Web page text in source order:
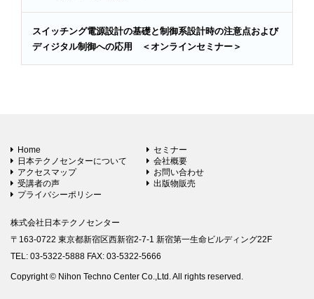
スイッチング電源設計の基礎と制御系設計時の注意点および
ディジタル制御への応用 ＜オンラインセミナー＞
Home
セミナー
日本テクノセンターについて
会社概要
アクセスマップ
お問い合わせ
受講者の声
出版物販売
プライバシーポリシー
株式会社日本テクノセンター
〒163-0722 東京都新宿区西新宿2-7-1 新宿第一生命ビルディング22F
TEL: 03-5322-5888 FAX: 03-5322-5666
Copyright © Nihon Techno Center Co.,Ltd. All rights reserved.